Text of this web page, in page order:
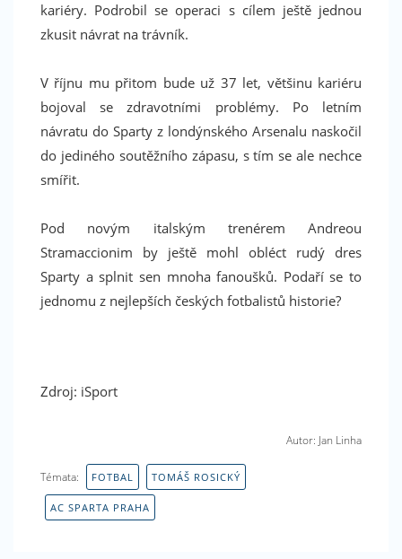
kariéry. Podrobil se operaci s cílem ještě jednou
zkusit návrat na trávník.
V říjnu mu přitom bude už 37 let, většinu kariéru
bojoval se zdravotními problémy. Po letním
návratu do Sparty z londýnského Arsenalu naskočil
do jediného soutěžního zápasu, s tím se ale nechce
smířit.
Pod novým italským trenérem Andreou
Stramaccionim by ještě mohl obléct rudý dres
Sparty a splnit sen mnoha fanoušků. Podaří se to
jednomu z nejlepších českých fotbalistů historie?
Zdroj: iSport
Autor: Jan Linha
Témata: FOTBAL TOMÁŠ ROSICKÝ
AC SPARTA PRAHA
Facebook